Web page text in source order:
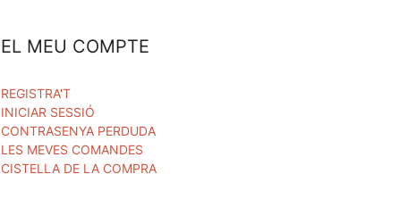
EL MEU COMPTE
REGISTRA'T
INICIAR SESSIÓ
CONTRASENYA PERDUDA
LES MEVES COMANDES
CISTELLA DE LA COMPRA